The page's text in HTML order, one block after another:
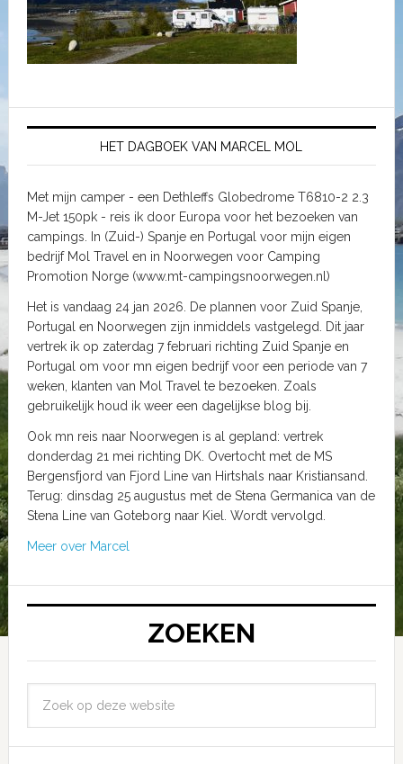
HET DAGBOEK VAN MARCEL MOL
Met mijn camper - een Dethleffs Globedrome T6810-2 2.3
M-Jet 150pk - reis ik door Europa voor het bezoeken van
campings. In (Zuid-) Spanje en Portugal voor mijn eigen
bedrijf Mol Travel en in Noorwegen voor Camping
Promotion Norge (www.mt-campingsnoorwegen.nl)
Het is vandaag 24 jan 2026. De plannen voor Zuid Spanje,
Portugal en Noorwegen zijn inmiddels vastgelegd. Dit jaar
vertrek ik op zaterdag 7 februari richting Zuid Spanje en
Portugal om voor mn eigen bedrijf voor een periode van 7
weken, klanten van Mol Travel te bezoeken. Zoals
gebruikelijk houd ik weer een dagelijkse blog bij.
Ook mn reis naar Noorwegen is al gepland: vertrek
donderdag 21 mei richting DK. Overtocht met de MS
Bergensfjord van Fjord Line van Hirtshals naar Kristiansand.
Terug: dinsdag 25 augustus met de Stena Germanica van de
Stena Line van Goteborg naar Kiel. Wordt vervolgd.
Meer over Marcel
ZOEKEN